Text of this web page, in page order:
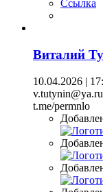
Ссылка
Виталий
10.04.2026 |
v.tutynin@ya.ru
t.me/permnlo